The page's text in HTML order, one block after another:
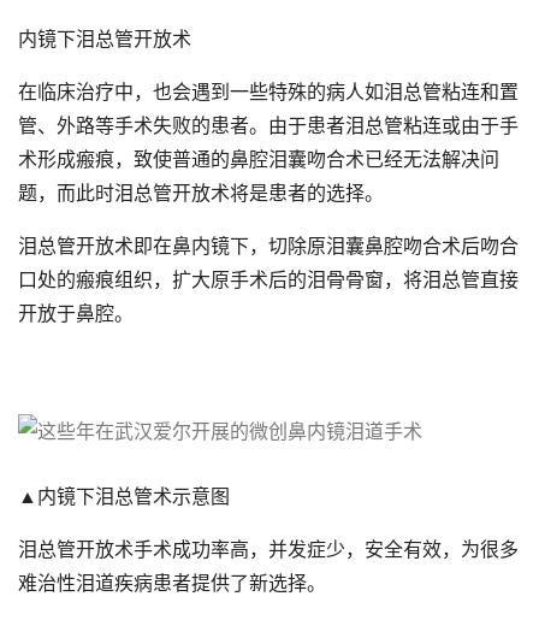
内镜下泪总管开放术
在临床治疗中，也会遇到一些特殊的病人如泪总管粘连和置
管、外路等手术失败的患者。由于患者泪总管粘连或由于手
术形成瘢痕，致使普通的鼻腔泪囊吻合术已经无法解决问
题，而此时泪总管开放术将是患者的选择。
泪总管开放术即在鼻内镜下，切除原泪囊鼻腔吻合术后吻合
口处的瘢痕组织，扩大原手术后的泪骨骨窗，将泪总管直接
开放于鼻腔。
▲内镜下泪总管术示意图
泪总管开放术手术成功率高，并发症少，安全有效，为很多
难治性泪道疾病患者提供了新选择。